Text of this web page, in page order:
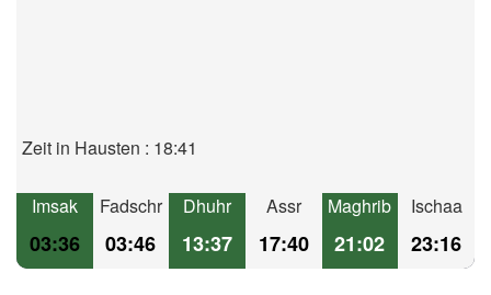
Zeit in Hausten : 18:41
Imsak
03:36
Fadschr
03:46
Dhuhr
13:37
Assr
17:40
Maghrib
21:02
Ischaa
23:16